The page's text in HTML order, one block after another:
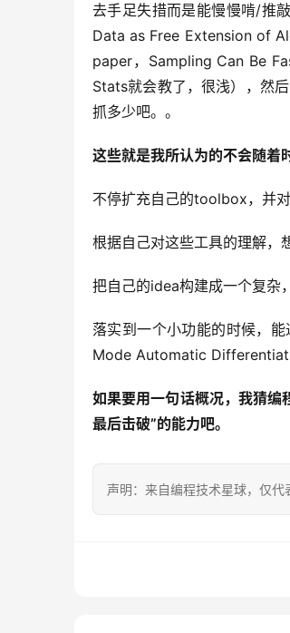
去手足失措而是能慢慢啃/推
Data as Free Extension of
paper，Sampling Can Be
Stats就会教了，很浅），然
抓多少吧。。
这些就是我所认为的不会随着
不停扩充自己的toolbox，并
根据自己对这些工具的理解，
把自己的idea构建成一个复杂
落实到一个小功能的时候，
Mode Automatic
如果要用一句话概况，我猜编
最后击破”的能力吧。
声明：来自编程技术星球，仅代